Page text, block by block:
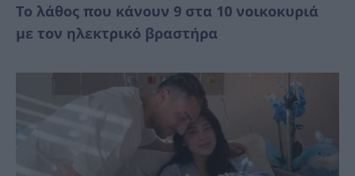
Το λάθος που κάνουν 9 στα 10 νοικοκυριά
με τον ηλεκτρικό βραστήρα